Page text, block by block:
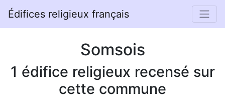
Édifices religieux français
Somsois
1 édifice religieux recensé sur
cette commune